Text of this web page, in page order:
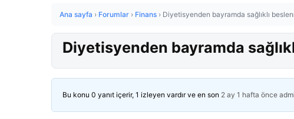
Ana sayfa › Forumlar › Finans › Diyetisyenden bayramda sağlıklı
Diyetisyenden bayramda
Bu konu 0 yanıt içerir, 1 izleyen vardır ve en son 2 ay 1 hafta önce